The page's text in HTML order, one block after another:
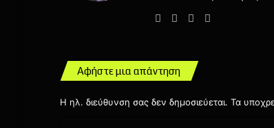
WebsiteFacebook
X
Αφήστε μια απάντηση
Η ηλ. διεύθυνση σας δεν δημοσιεύεται. Τα